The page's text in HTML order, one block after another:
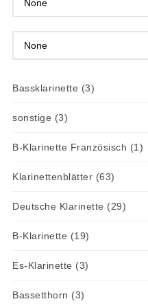
Bassklarinette (3)
sonstige (3)
B-Klarinette Französisch (1)
Klarinettenblätter (63)
Deutsche Klarinette (29)
B-Klarinette (19)
Es-Klarinette (3)
Bassetthorn (3)